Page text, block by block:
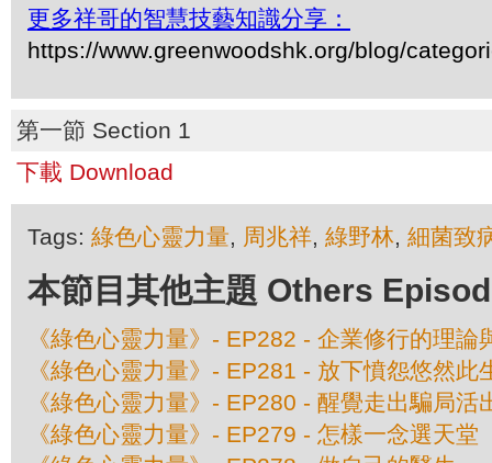
更多祥哥的智慧技藝知識分享：
https://www.greenwoodshk.org/blog/
第一節 Section 1
下載 Download
Tags: 綠色心靈力量, 周兆祥, 綠野林, 細菌致
本節目其他主題 Others
《綠色心靈力量》- EP282 - 企業修行的理論
《綠色心靈力量》- EP281 - 放下憤怨悠然此
《綠色心靈力量》- EP280 - 醒覺走出騙局活
《綠色心靈力量》- EP279 - 怎樣一念選天堂